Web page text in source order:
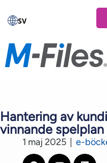
SV
Hantering av
vinnande
1 maj 2025 e-